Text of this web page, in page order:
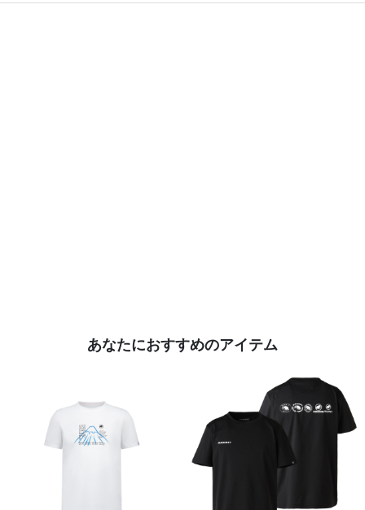
あなたにおすすめのアイテム